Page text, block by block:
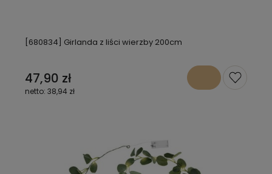
[680834] Girlanda z liści wierzby 200cm
47,90 zł
38,94 zł